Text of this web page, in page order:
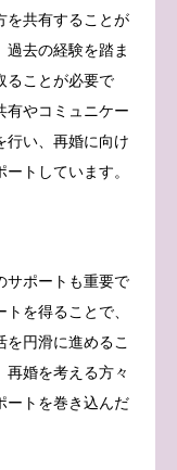
を共有することが
過去の経験を踏ま
ることが必要で
有やコミュニケー
行い、再婚に向け
トしています。
サポートも重要で
を得ることで、
円滑に進めるこ
再婚を考える方々
ートを巻き込んだ